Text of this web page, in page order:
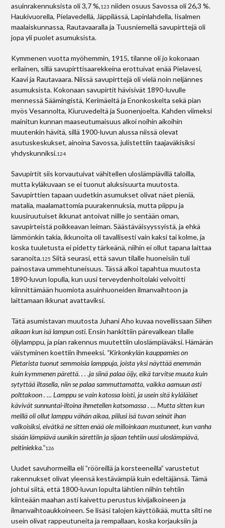
asuinrakennuksista oli 3,7 %,123 niiden osuus Savossa oli 26,3 %.
Haukivuorella, Pielavedellä, Jäppilässä, Lapinlahdella, Iisalmen
maalaiskunnassa, Rautavaaralla ja Tuusniemellä savupirttejä oli
jopa yli puolet asumuksista.
Kymmenen vuotta myöhemmin, 1915, tilanne oli jo kokonaan
erilainen, sillä savupirttisaarekkeina erottuivat enää Pielavesi,
Kaavi ja Rautavaara. Niissä savupirttejä oli vielä noin neljännes
asumuksista. Kokonaan savupirtit hävisivät 1890-luvulle
mennessä Säämingistä, Kerimäeltä ja Enonkoskelta sekä pian
myös Vesannolta, Kiuruvedeltä ja Suonenjoelta. Kahden viimeksi
mainitun kunnan maaseutumaisuus alkoi noihin aikoihin
muutenkin hävitä, sillä 1900-luvun alussa niissä olevat
asutuskeskukset, ainoina Savossa, julistettiin taajaväkisiksi
yhdyskunniksi.124
Savupirtit siis korvautuivat vähitellen uloslämpiävillä taloilla,
mutta kyläkuvaan se ei tuonut aluksisuurta muutosta.
Savupirttien tapaan uudetkin asumukset olivat näet pieniä,
matalia, maalamattomia puurakennuksia, mutta piippu ja
kuusiruutuiset ikkunat antoivat niille jo sentään oman,
savupirteistä poikkeavan leiman. Säästäväisyyssyistä, ja ehkä
lämmönkin takia, ikkunoita oli tavallisesti vain kaksi tai kolme, ja
koska tuuletusta ei pidetty tärkeänä, niihin ei ollut tapana laittaa
saranoita.125 Siitä seurasi, että savun tilalle huoneisiin tuli
painostava ummehtuneisuus. Tässä alkoi tapahtua muutosta
1890-luvun lopulla, kun uusi terveydenhoitolaki velvoitti
kiinnittämään huomiota asuinhuoneiden ilmanvaihtoon ja
laittamaan ikkunat avattaviksi.
Tätä asumistavan muutosta Juhani Aho kuvaa novellissaanSiihen
aikaan kun isä lampun osti. Ensin hankittiin pärevalkean tilalle
öljylamppu, ja pian rakennus muutettiin uloslämpiäväksi. Hämärän
väistyminen koettiin ihmeeksi. ”Kirkonkylän kauppamies on
Pietarista tuonut semmoisia lamppuja, joista yksi näyttää enemmän
kuin kymmenen pärettä. . . .ja siinä palaa öijy, eikä tarvitse muuta kuin
sytyttää iltasella, niin se palaa sammuttamatta, vaikka aamuun asti
polttakoon . … Lamppu se vain katossa loisti, ja usein sitä kyläläiset
kävivät sunnuntai-iltoina ihmetellen katsomassa . … Mutta sitten kun
meillä oli ollut lamppu vähän aikaa, piilusi isä tuvan seinät ihan
valkoisiksi, eivätkä ne sitten enää ole milloinkaan mustuneet, kun vanha
sisään lämpiävä uunikin särettiin ja sijaan tehtiin uusi uloslämpiävä,
peltiniekka.”126
Uudet savuhormeilla eli ”rööreillä ja korsteeneilla” varustetut
rakennukset olivat yleensä kestävämpiä kuin edeltäjänsä. Tämä
johtui siitä, että 1800-luvun lopulta lähtien niihin tehtiin
kiinteään maahan asti kaivettu perustus kivijalkoineen ja
ilmanvaihtoaukkoineen. Se lisäsi talojen käyttöikää, mutta silti ne
usein olivat rappeutuneita ja rempallaan, koska korjauksiin ja